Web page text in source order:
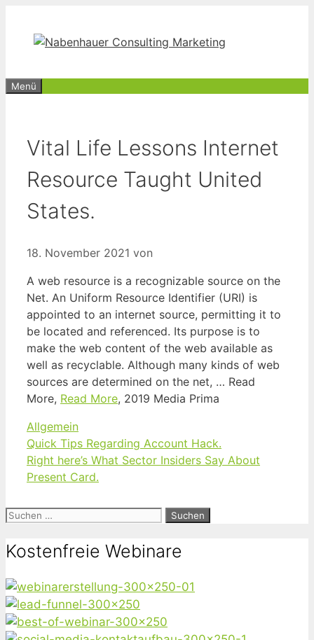
springen
Menü
Vital Life Lessons Internet
Resource Taught United
States.
18. November 2021 von
A web resource is a recognizable source on the
Net. An Uniform Resource Identifier (URI) is
appointed to an internet source, permitting it to
be located and referenced. Its purpose is to
make the web content of the web available as
well as recyclable. Although many kinds of web
sources are determined on the net, … Read
More, Read More, 2019 Media Prima
Kategorien
Allgemein
Quick Tips Regarding Account Hack.
Right here’s What Sector Insiders Say About
Present Card.
Suchen
Kostenfreie Webinare